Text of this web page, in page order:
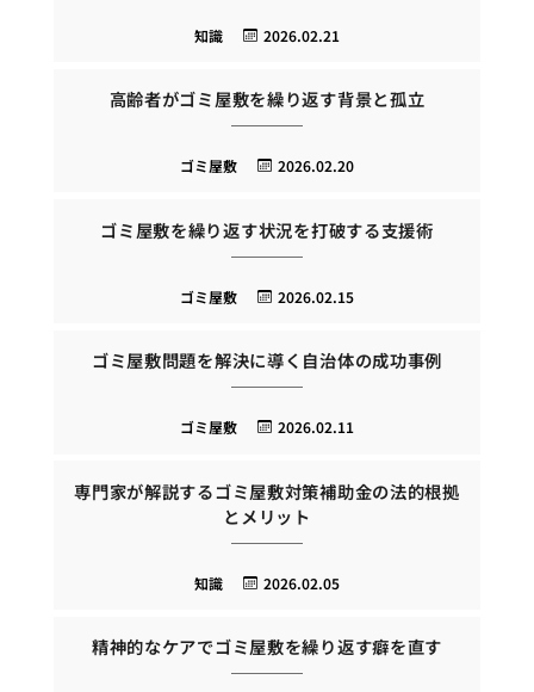
2026.02.21
知識
高齢者がゴミ屋敷を繰り返す背景と孤立
2026.02.20
ゴミ屋敷
ゴミ屋敷を繰り返す状況を打破する支援術
2026.02.15
ゴミ屋敷
ゴミ屋敷問題を解決に導く自治体の成功事例
2026.02.11
ゴミ屋敷
専門家が解説するゴミ屋敷対策補助金の法的根拠
とメリット
2026.02.05
知識
精神的なケアでゴミ屋敷を繰り返す癖を直す